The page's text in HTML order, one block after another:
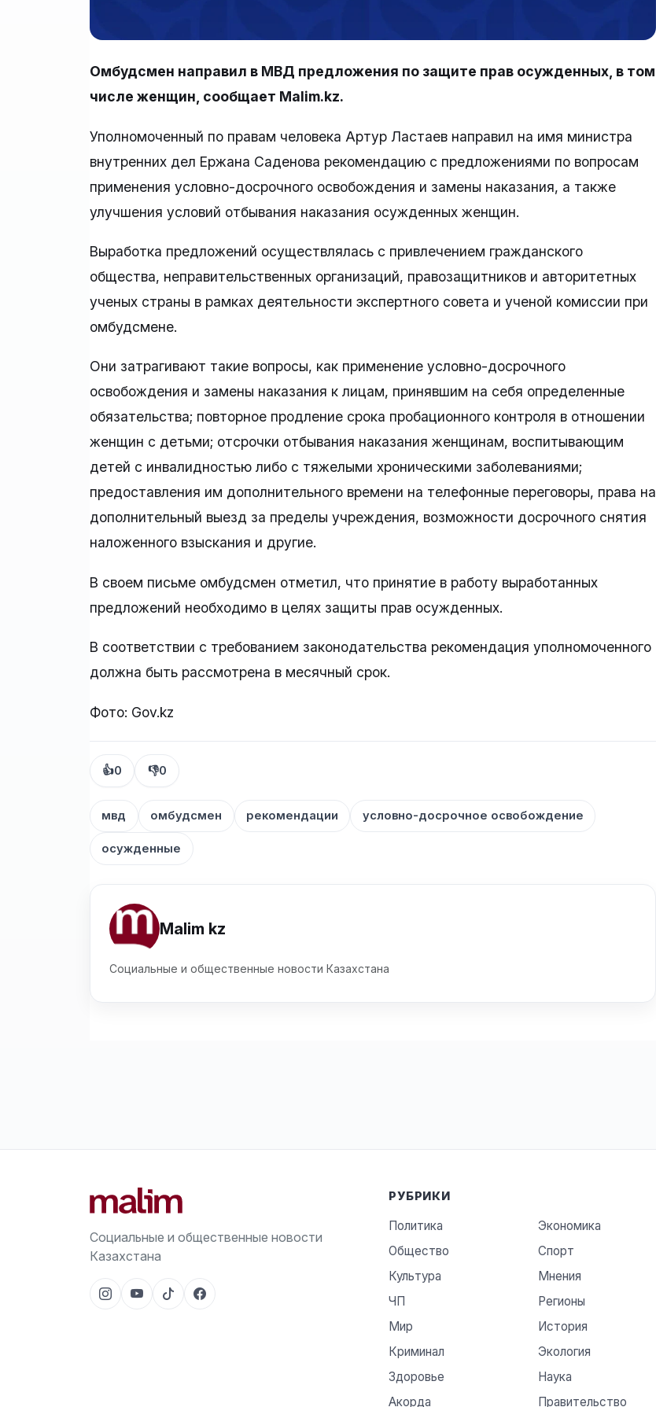
Омбудсмен направил в МВД предложения по защите прав осужденных, в том
числе женщин, сообщает Malim.kz.
Уполномоченный по правам человека Артур Ластаев направил на имя министра
внутренних дел Ержана Саденова рекомендацию с предложениями по вопросам
применения условно-досрочного освобождения и замены наказания, а также
улучшения условий отбывания наказания осужденных женщин.
Выработка предложений осуществлялась с привлечением гражданского
общества, неправительственных организаций, правозащитников и авторитетных
ученых страны в рамках деятельности экспертного совета и ученой комиссии при
омбудсмене.
Они затрагивают такие вопросы, как применение условно-досрочного
освобождения и замены наказания к лицам, принявшим на себя определенные
обязательства; повторное продление срока пробационного контроля в отношении
женщин с детьми; отсрочки отбывания наказания женщинам, воспитывающим
детей с инвалидностью либо с тяжелыми хроническими заболеваниями;
предоставления им дополнительного времени на телефонные переговоры, права на
дополнительный выезд за пределы учреждения, возможности досрочного снятия
наложенного взыскания и другие.
В своем письме омбудсмен отметил, что принятие в работу выработанных
предложений необходимо в целях защиты прав осужденных.
В соответствии с требованием законодательства рекомендация уполномоченного
должна быть рассмотрена в месячный срок.
Фото: Gov.kz
👍0 👎0
мвд омбудсмен рекомендации условно-досрочное освобождение
осужденные
Malim kz
Социальные и общественные новости Казахстана
Социальные и общественные новости
Казахстана
РУБРИКИ
Политика
Экономика
Общество
Спорт
Культура
Мнения
ЧП
Регионы
Мир
История
Криминал
Экология
Здоровье
Наука
Акорда
Правительство